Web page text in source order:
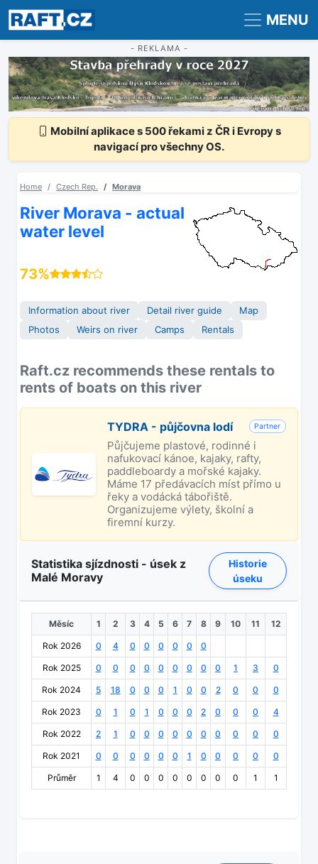
Registrace Přihlášení MENU
- REKLAMA -
Mobilní aplikace s 500 řekami z ČR i Evropy s
navigací pro všechny OS.
Home Czech Rep. Morava
River Morava - actual
water level
73%
Information about river Detail river guide
Map
Photos
Weirs on river Camps Rentals
Raft.cz recommends these rentals to
rents of boats on this river
TYDRA - půjčovna lodí Partner
Půjčujeme plastové, rodinné i
nafukovací kánoe, kajaky, rafty,
paddleboardy a mořské kajaky.
Máme 17 předávacích míst přímo u
řeky a vodácká tábořiště.
Organizujeme výlety, školní a
firemní kurzy.
Statistika sjízdnosti - úsek z
Malé Moravy
Historie
úseku
Měsíc 1 2 3 4 5 6 7 8 9 10 11 12
Rok 2026 0 4 0 0 0 0 0 0
Rok 2025 0 0 0 0 0 0 0 0 0 1 3 0
Rok 2024 5 18 0 0 0 1 0 0 2 0 0 0
Rok 2023 0 1 0 1 0 0 0 2 0 0 0 4
Rok 2022 2 1 0 0 0 0 0 0 0 0 0 0
Rok 2021 0 0 0 0 0 0 1 0 0 0 0 0
Průměr 1 4 0 0 0 0 0 0 0 0 1 1